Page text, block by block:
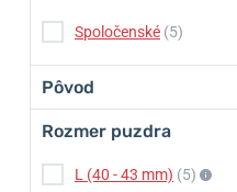
Spoločenské (5)
Pôvod
Rozmer puzdra
L (40 - 43 mm) (5)